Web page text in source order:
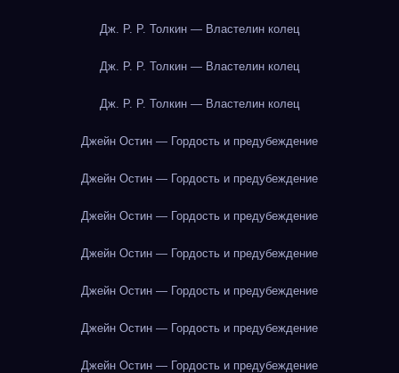
Дж. Р. Р. Толкин — Властелин колец
Дж. Р. Р. Толкин — Властелин колец
Дж. Р. Р. Толкин — Властелин колец
Джейн Остин — Гордость и предубеждение
Джейн Остин — Гордость и предубеждение
Джейн Остин — Гордость и предубеждение
Джейн Остин — Гордость и предубеждение
Джейн Остин — Гордость и предубеждение
Джейн Остин — Гордость и предубеждение
Джейн Остин — Гордость и предубеждение